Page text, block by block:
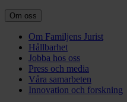
Om oss
Om Familjens Jurist
Hållbarhet
Jobba hos oss
Press och media
Våra samarbeten
Innovation och forskning